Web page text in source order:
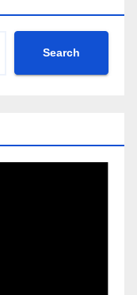
Search